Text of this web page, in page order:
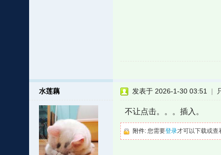
水莲藕 发表于 2026-1-30 03:51 |
不让点击。。。插入。
附件: 您需要登录才可以下载或查